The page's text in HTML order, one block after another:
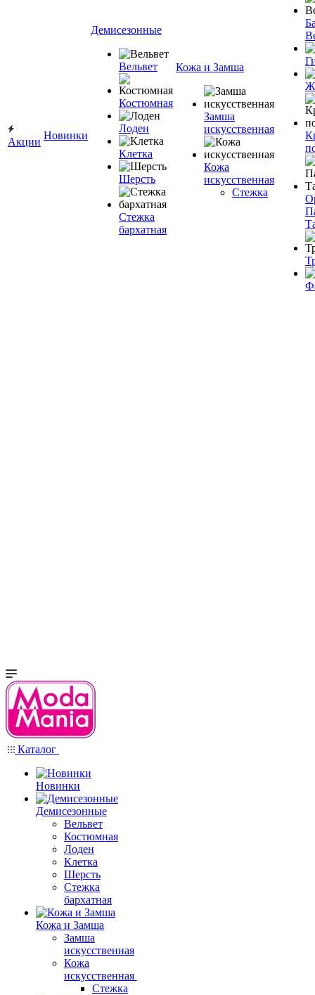
Акции
Новинки
Демисезонные
Вельвет
Костюмная
Лоден
Клетка
Шерсть
Стежка
бархатная
Кожа и Замша
Замша
искусственная
Кожа
искусственная
Стежка
Каталог
Новинки
Демисезонные
Вельвет
Костюмная
Лоден
Клетка
Шерсть
Стежка
бархатная
Кожа и Замша
Замша
искусственная
Кожа
искусственная
Стежка